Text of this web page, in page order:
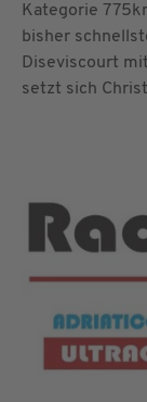
Kategorie
bisher
Diseviscourt
setzt sich